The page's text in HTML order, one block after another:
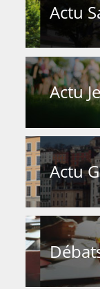
Actu
Actu
Actu